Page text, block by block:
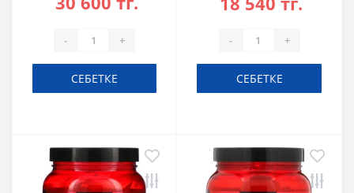
- +
СЕБЕТКЕ
- +
СЕБЕТКЕ